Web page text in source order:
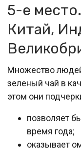
5-е
Китай,
Множество
зеленый чай в
этом они
позволяет
время года;
оказывает